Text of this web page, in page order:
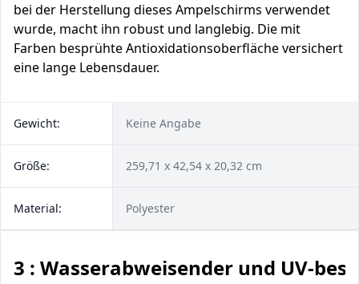
bei der Herstellung dieses Ampelschirms verwendet
wurde, macht ihn robust und langlebig. Die mit
Farben besprühte Antioxidationsoberfläche versichert
eine lange Lebensdauer.
Gewicht: Keine Angabe
Größe: 259,71 x 42,54 x 20,32 cm
Material: Polyester
3 : Wasserabweisender und UV-